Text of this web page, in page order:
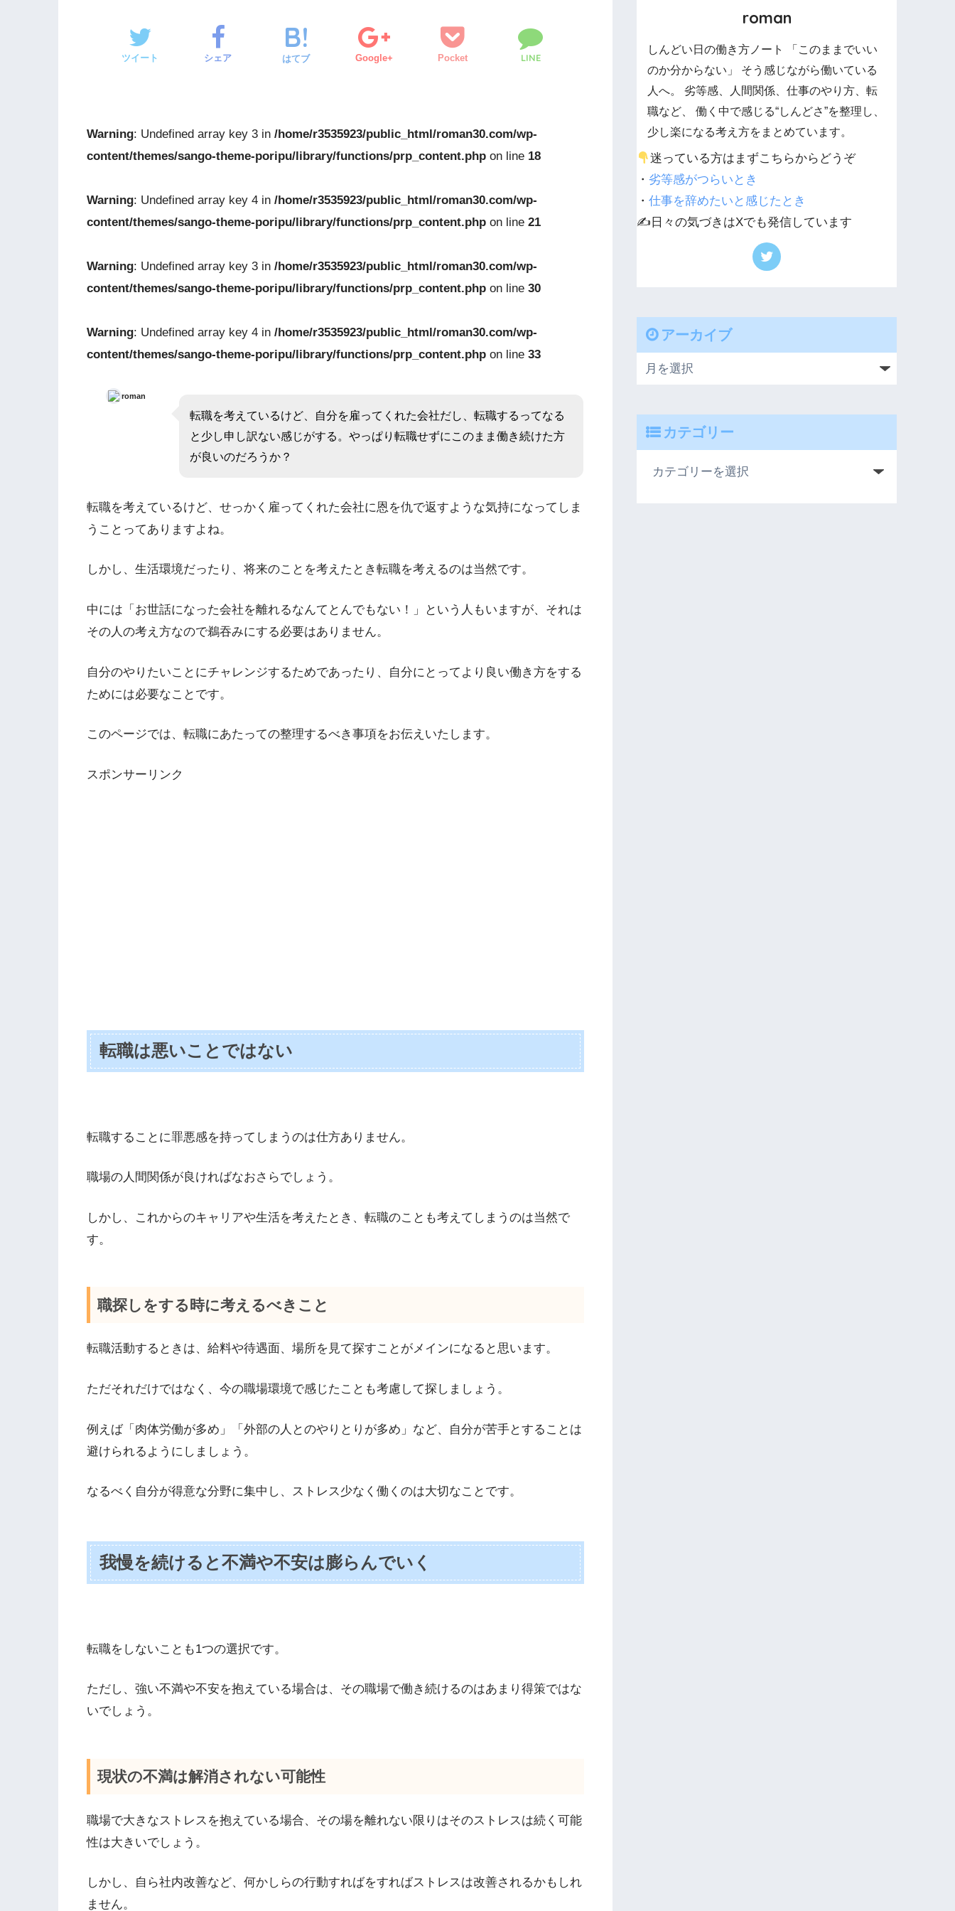
ツイート シェア はてブ Google+ Pocket LINE
Warning: Undefined array key 3 in /home/r3535923/public_html/roman30.com/wp-
content/themes/sango-theme-poripu/library/functions/prp_content.php on line 18
Warning: Undefined array key 4 in /home/r3535923/public_html/roman30.com/wp-
content/themes/sango-theme-poripu/library/functions/prp_content.php on line 21
Warning: Undefined array key 3 in /home/r3535923/public_html/roman30.com/wp-
content/themes/sango-theme-poripu/library/functions/prp_content.php on line 30
Warning: Undefined array key 4 in /home/r3535923/public_html/roman30.com/wp-
content/themes/sango-theme-poripu/library/functions/prp_content.php on line 33
roman
転職を考えているけど、自分を雇ってくれた会社だし、転職するってなる
と少し申し訳ない感じがする。やっぱり転職せずにこのまま働き続けた方
が良いのだろうか？
転職を考えているけど、せっかく雇ってくれた会社に恩を仇で返すような気持になってしま
うことってありますよね。
しかし、生活環境だったり、将来のことを考えたとき転職を考えるのは当然です。
中には「お世話になった会社を離れるなんてとんでもない！」という人もいますが、それは
その人の考え方なので鵜吞みにする必要はありません。
自分のやりたいことにチャレンジするためであったり、自分にとってより良い働き方をする
ためには必要なことです。
このページでは、転職にあたっての整理するべき事項をお伝えいたします。
スポンサーリンク
転職は悪いことではない
転職することに罪悪感を持ってしまうのは仕方ありません。
職場の人間関係が良ければなおさらでしょう。
しかし、これからのキャリアや生活を考えたとき、転職のことも考えてしまうのは当然で
す。
職探しをする時に考えるべきこと
転職活動するときは、給料や待遇面、場所を見て探すことがメインになると思います。
ただそれだけではなく、今の職場環境で感じたことも考慮して探しましょう。
例えば「肉体労働が多め」「外部の人とのやりとりが多め」など、自分が苦手とすることは
避けられるようにしましょう。
なるべく自分が得意な分野に集中し、ストレス少なく働くのは大切なことです。
我慢を続けると不満や不安は膨らんでいく
転職をしないことも1つの選択です。
ただし、強い不満や不安を抱えている場合は、その職場で働き続けるのはあまり得策ではな
いでしょう。
現状の不満は解消されない可能性
職場で大きなストレスを抱えている場合、その場を離れない限りはそのストレスは続く可能
性は大きいでしょう。
しかし、自ら社内改善など、何かしらの行動すればをすればストレスは改善されるかもしれ
ません。
roman
しんどい日の働き方ノート 「このままでいい
のか分からない」 そう感じながら働いている
人へ。 劣等感、人間関係、仕事のやり方、転
職など、 働く中で感じる“しんどさ”を整理し、
少し楽になる考え方をまとめています。
迷っている方はまずこちらからどうぞ
・劣等感がつらいとき
・仕事を辞めたいと感じたとき
✍️日々の気づきはXでも発信しています
アーカイブ
カテゴリー